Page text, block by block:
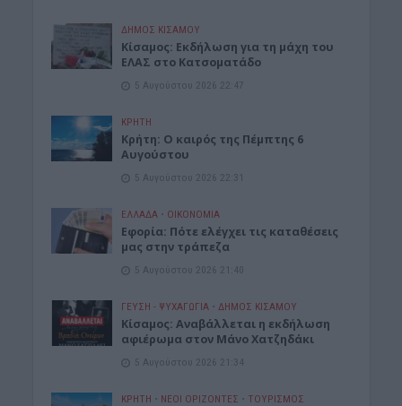
ΔΉΜΟΣ ΚΙΣΆΜΟΥ
Κίσαμος: Εκδήλωση για τη μάχη του
ΕΛΑΣ στο Κατσοματάδο
5 Αυγούστου 2026 22:47
ΚΡΗΤΗ
Κρήτη: Ο καιρός της Πέμπτης 6
Αυγούστου
5 Αυγούστου 2026 22:31
ΕΛΛΑΔΑ • ΟΙΚΟΝΟΜΙΑ
Εφορία: Πότε ελέγχει τις καταθέσεις
μας στην τράπεζα
5 Αυγούστου 2026 21:40
ΓΕΎΣΗ - ΨΥΧΑΓΩΓΊΑ • ΔΉΜΟΣ ΚΙΣΆΜΟΥ
Κίσαμος: Αναβάλλεται η εκδήλωση
αφιέρωμα στον Μάνο Χατζηδάκι
5 Αυγούστου 2026 21:34
ΚΡΗΤΗ • ΝΕΟΙ ΟΡΙΖΟΝΤΕΣ • ΤΟΥΡΙΣΜΟΣ